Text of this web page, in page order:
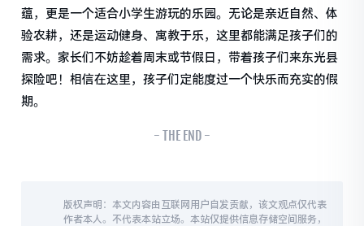
蕴，更是一个适合小学生游玩的乐园。无论是亲近自然、体
验农耕，还是运动健身、寓教于乐，这里都能满足孩子们的
需求。家长们不妨趁着周末或节假日，带着孩子们来东光县
探险吧！相信在这里，孩子们定能度过一个快乐而充实的假
期。
- THE END -
版权声明：本文内容由互联网用户自发贡献，该文观点仅代表
作者本人。不代表本站立场。本站仅提供信息存储空间服务，